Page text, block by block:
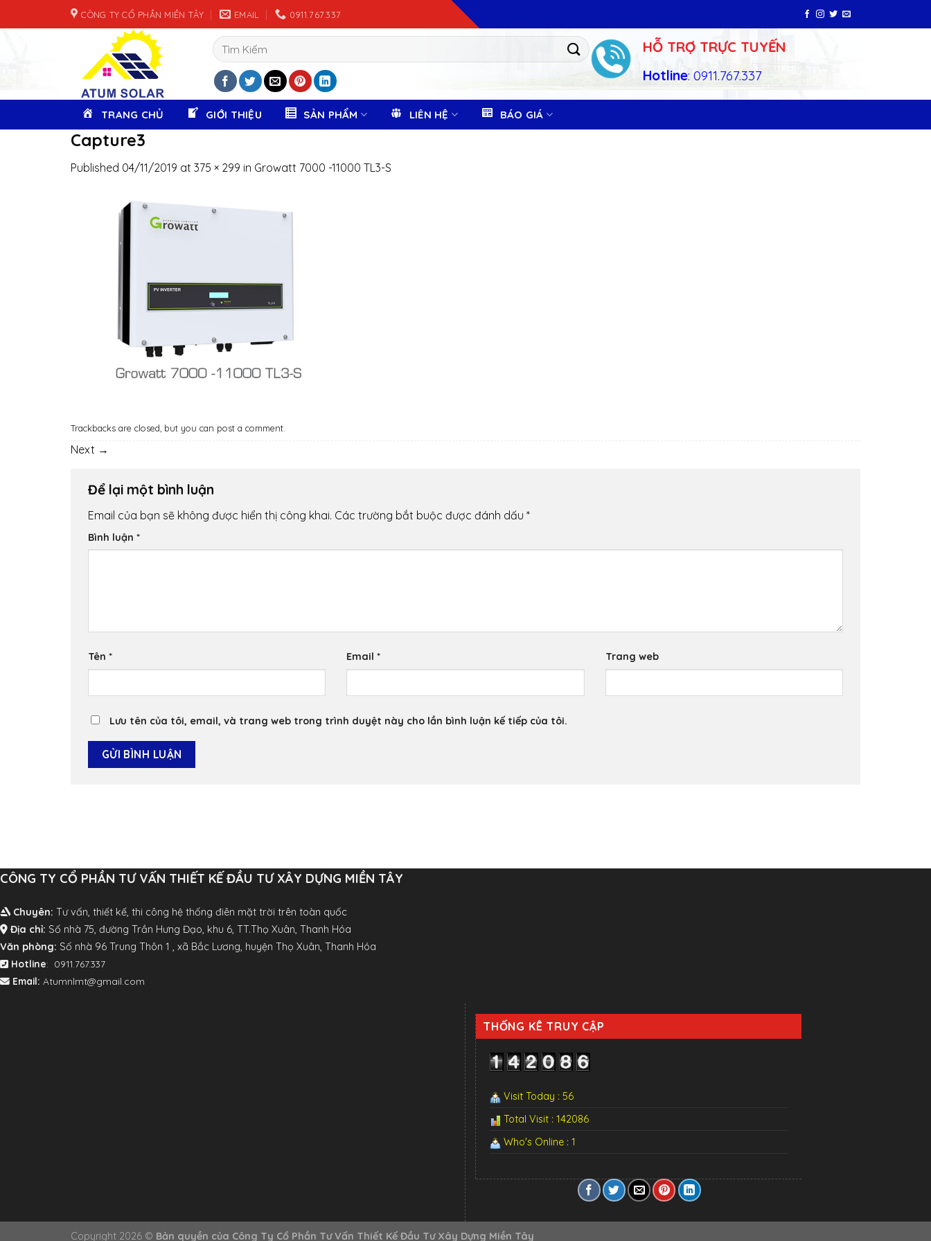
to
CÔNG TY CỔ PHẦN MIỀN TÂY EMAIL 0911.767.337
Tìm
kiếm:
HỖ TRỢ TRỰC TUYẾN
Hotline: 0911.767.337
TRANG CHỦ GIỚI THIỆU SẢN PHẨM LIÊN HỆ BÁO GIÁ
Capture3
Published 04/11/2019 at 375 × 299 in Growatt 7000 -11000 TL3-S
Trackbacks are closed, but you can post a comment.
Next →
Để lại một bình luận
Email của bạn sẽ không được hiển thị công khai. Các trường bắt buộc được đánh dấu *
Bình luận *
Tên * Email* Trang web
Lưu tên của tôi, email, và trang web trong trình duyệt này cho lần bình luận kế tiếp của tôi.
CÔNG TY CỔ PHẦN TƯ VẤN THIẾT KẾ ĐẦU TƯ XÂY DỰNG MIỀN TÂY
Chuyên: Tư vấn, thiết kế, thi công hệ thống điên mặt trời trên toàn quốc
Địa chỉ: Số nhà 75, đường Trần Hưng Đạo, khu 6, TT.Thọ Xuân, Thanh Hóa
Văn phòng: Số nhà 96 Trung Thôn 1 , xã Bắc Lương, huyện Thọ Xuân, Thanh Hóa
Hotline: 0911.767.337
Email: Atumnlmt@gmail.com
THỐNG KÊ TRUY CẬP
Visit Today : 56
Total Visit : 142086
Who's Online : 1
Copyright 2026 © Bản quyền của Công Ty Cổ Phần Tư Vấn Thiết Kế Đầu Tư Xây Dựng Miền Tây